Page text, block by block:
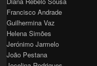
Francisco Andrade
Guilhermina Vaz
Helena Simões
Jerónimo Jarmelo
João Pestana